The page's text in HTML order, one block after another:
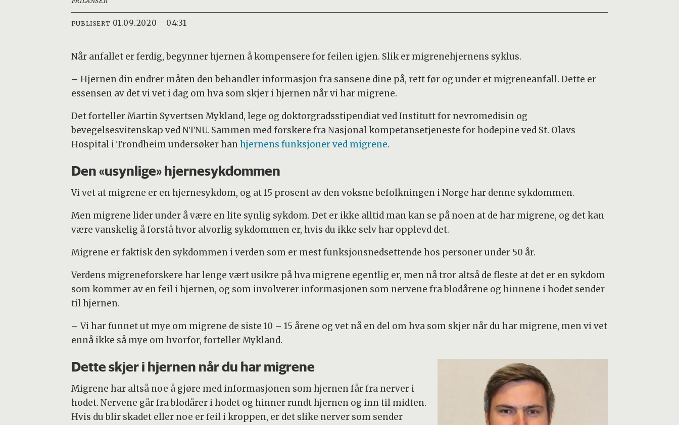
PUBLISERT 01.09.2020 - 04:31
Når anfallet er ferdig, begynner hjernen å kompensere for feilen igjen. Slik er migrenehjernens syklus.
– Hjernen din endrer måten den behandler informasjon fra sansene dine på, rett før og under et migreneanfall. Dette er
essensen av det vi vet i dag om hva som skjer i hjernen når vi har migrene.
Det forteller Martin Syvertsen Mykland, lege og doktorgradsstipendiat ved Institutt for nevromedisin og
bevegelsesvitenskap ved NTNU. Sammen med forskere fra Nasjonal kompetansetjeneste for hodepine ved St. Olavs
Hospital i Trondheim undersøker hanhjernens funksjoner ved migrene.
Den «usynlige» hjernesykdommen
Vi vet at migrene er en hjernesykdom, og at 15 prosent av den voksne befolkningen i Norge har denne sykdommen.
Men migrene lider under å være en lite synlig sykdom. Det er ikke alltid man kan se på noen at de har migrene, og det kan
være vanskelig å forstå hvor alvorlig sykdommen er, hvis du ikke selv har opplevd det.
Migrene er faktisk den sykdommen i verden som er mest funksjonsnedsettende hos personer under 50 år.
Verdens migreneforskere har lenge vært usikre på hva migrene egentlig er, men nå tror altså de fleste at det er en sykdom
som kommer av en feil i hjernen, og som involverer informasjonen som nervene fra blodårene og hinnene i hodet sender
til hjernen.
– Vi har funnet ut mye om migrene de siste 10 – 15 årene og vet nå en del om hva som skjer når du har migrene, men vi vet
ennå ikke så mye om hvorfor, forteller Mykland.
Dette skjer i hjernen når du har migrene
Migrene har altså noe å gjøre med informasjonen som hjernen får fra nerver i
hodet. Nervene går fra blodårer i hodet og hinner rundt hjernen og inn til midten.
Hvis du blir skadet eller noe er feil i kroppen, er det slike nerver som sender